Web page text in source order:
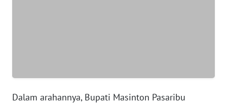
Dalam arahannya, Bupati Masinton Pasaribu
PAPUA